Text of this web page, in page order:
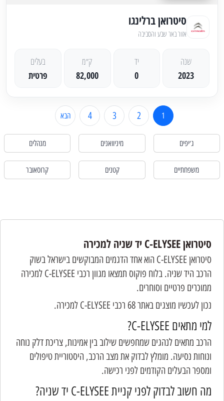
סיטרואן ברלינגו
אזור באר שבע והסביבה
שנה
2023
יד
0
ק״מ
82,000
בעלים
פרטית
1
2
3
4 הבא
ג׳יפים מיניוואנים מנהלים
משפחתיים קטנים קרוסאובר
סיטרואן C-ELYSEE יד שניה למכירה
סיטרואן C-ELYSEE הוא אחד הדגמים המבוקשים בישראל בשוק
הרכב היד שניה. בלוח פוקוס תמצאו מגוון רכבי C-ELYSEE למכירה
ממוכרים פרטיים וסוחרים.
נכון לעכשיו מוצגים באתר 68 רכבי C-ELYSEE למכירה.
למי מתאים C-ELYSEE?
הרכב מתאים לנהגים שמחפשים שילוב בין אמינות, צריכת דלק נוחה
ונוחות נסיעה. מומלץ לבדוק את מצב הרכב, היסטוריית טיפולים
ומספר הבעלים הקודמים לפני רכישה.
מה חשוב לבדוק לפני קניית C-ELYSEE יד שניה?